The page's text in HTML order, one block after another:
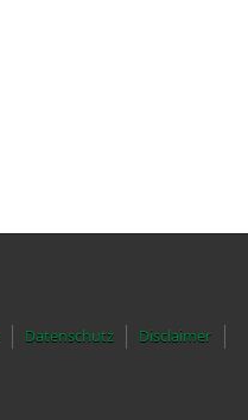
Datenschutz
Disclaimer